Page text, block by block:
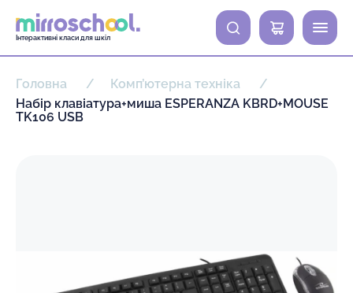
Інтерактивні класи для шкіл
0
Головна
Комп’ютерна техніка
Набір клавіатура+миша ESPERANZA KBRD+MOUSE
TK106 USB